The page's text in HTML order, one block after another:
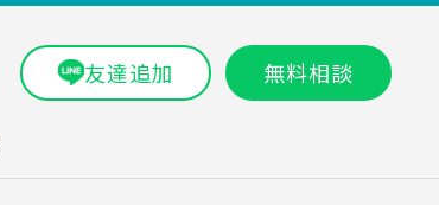
友達追加 無料相談